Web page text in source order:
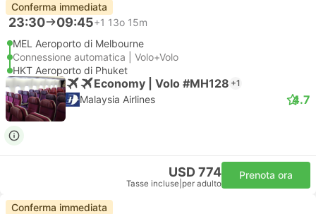
Conferma immediata
23:30 09:45+1 13o 15m
MEL Aeroporto di Melbourne
Connessione automatica | Volo+Volo
HKT Aeroporto di Phuket
Economy | Volo #MH128 +1
Malaysia Airlines 4.7
USD 774
Tasse incluse per adulto
Prenota ora
Conferma immediata